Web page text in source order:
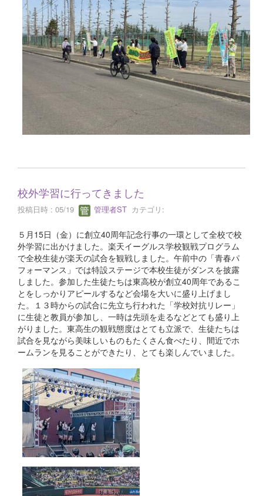
校外学習に行ってきました
投稿日時 : 05/19 管理者ST カテゴリ:
５月15日（金）に創立40周年記念行事の一環として全校で校
外学習に出かけました。楽天イーグルス学校観戦プログラム
で全校生徒が楽天の試合を観戦しました。午前中の「青春パ
フォーマンス」では特設ステージで本校生徒がダンスを披露
しました。参加した生徒たちは東高校が創立40周年であるこ
とをしっかりアピールするなど会場を大いに盛り上げまし
た。１３時からの試合に先立ち行われた「学校対抗リレー」
に生徒と教員が参加し、一時は先頭を走るなどとても盛り上
がりました。東高生の観戦態度はとても立派で、生徒たちは
試合を見ながら美味しいものもたくさん食べたり、間近でホ
ームランを見ることができたり、とても楽しんでいました。